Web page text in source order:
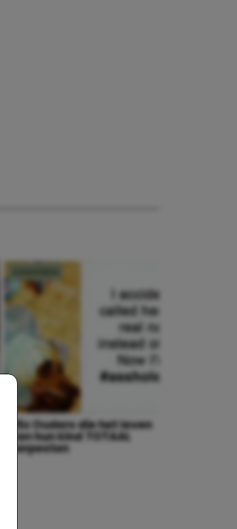
25x Ouders die het leven
van hun kind TOTAAL
verpesten